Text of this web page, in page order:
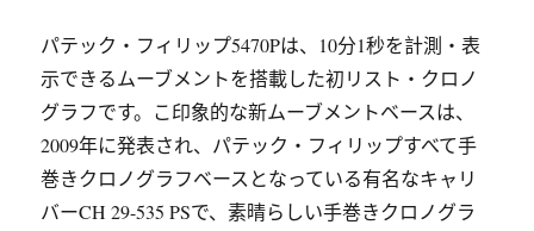
パテック・フィリップ5470Pは、10分1秒を計測・表
示できるムーブメントを搭載した初リスト・クロノ
グラフです。こ印象的な新ムーブメントベースは、
2009年に発表され、パテック・フィリップすべて手
巻きクロノグラフベースとなっている有名なキャリ
バーCH 29-535 PSで、素晴らしい手巻きクロノグラ